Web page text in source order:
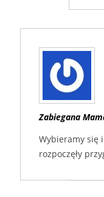
Zabiegana
Wybieramy się
rozpoczęły